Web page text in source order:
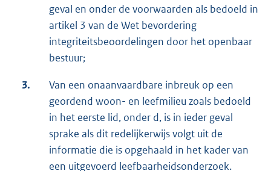
geval en onder de voorwaarden als bedoeld in
artikel 3 van de Wet bevordering
integriteitsbeoordelingen door het openbaar
bestuur;
3.
Van een onaanvaardbare inbreuk op een
geordend woon- en leefmilieu zoals bedoeld
in het eerste lid, onder d, is in ieder geval
sprake als dit redelijkerwijs volgt uit de
informatie die is opgehaald in het kader van
een uitgevoerd leefbaarheidsonderzoek.